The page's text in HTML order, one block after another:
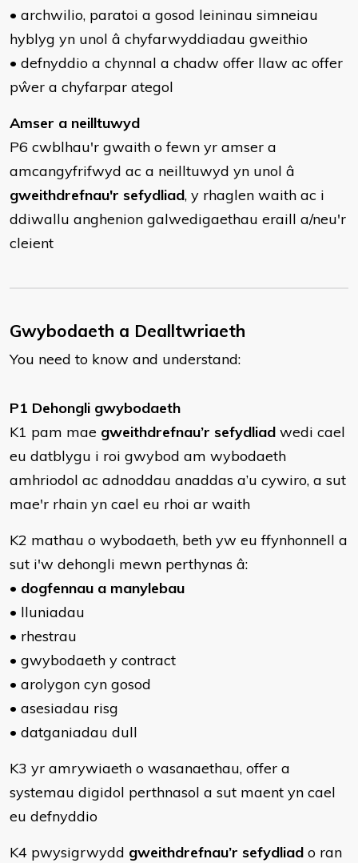
• archwilio, paratoi a gosod leininau simneiau
hyblyg yn unol â chyfarwyddiadau gweithio
• defnyddio a chynnal a chadw offer llaw ac offer
pŵer a chyfarpar ategol
Amser a neilltuwyd
P6 cwblhau'r gwaith o fewn yr amser a
amcangyfrifwyd ac a neilltuwyd yn unol â
gweithdrefnau'r sefydliad, y rhaglen waith ac i
ddiwallu anghenion galwedigaethau eraill a/neu'r
cleient
Gwybodaeth a Dealltwriaeth
You need to know and understand:
P1 Dehongli gwybodaeth
K1 pam mae gweithdrefnau’r sefydliad wedi cael
eu datblygu i roi gwybod am wybodaeth
amhriodol ac adnoddau anaddas a’u cywiro, a sut
mae'r rhain yn cael eu rhoi ar waith
K2 mathau o wybodaeth, beth yw eu ffynhonnell a
sut i'w dehongli mewn perthynas â:
• dogfennau a manylebau
• lluniadau
• rhestrau
• gwybodaeth y contract
• arolygon cyn gosod
• asesiadau risg
• datganiadau dull
K3 yr amrywiaeth o wasanaethau, offer a
systemau digidol perthnasol a sut maent yn cael
eu defnyddio
K4 pwysigrwydd gweithdrefnau’r sefydliad o ran